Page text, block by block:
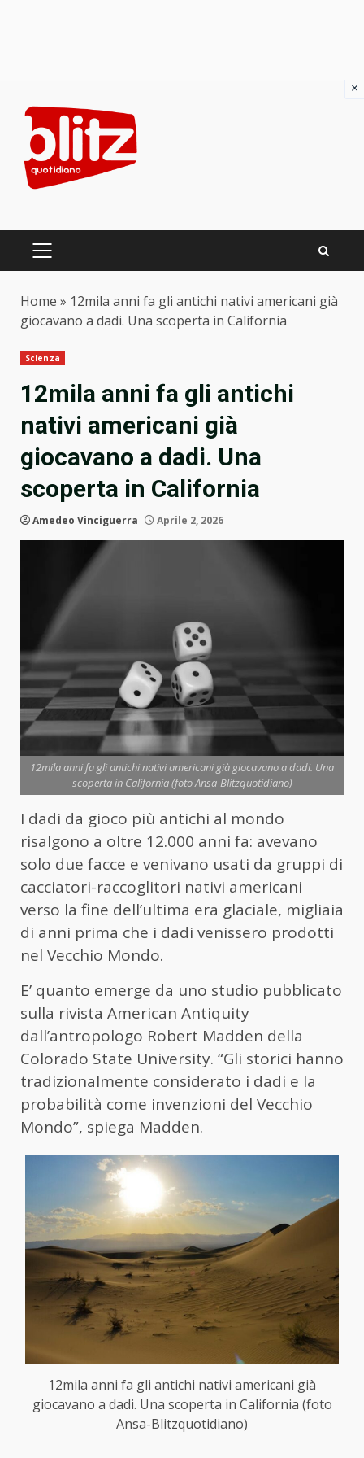
content
PRIMARY
Home » 12mila anni fa gli antichi nativi americani già
giocavano a dadi. Una scoperta in California
Scienza
12mila anni fa gli antichi
nativi americani già
giocavano a dadi. Una
scoperta in California
Amedeo Vinciguerra Aprile 2, 2026
12mila anni fa gli antichi nativi americani già giocavano a dadi. Una
scoperta in California (foto Ansa-Blitzquotidiano)
I dadi da gioco più antichi al mondo
risalgono a oltre 12.000 anni fa: avevano
solo due facce e venivano usati da gruppi di
cacciatori-raccoglitori nativi americani
verso la fine dell’ultima era glaciale, migliaia
di anni prima che i dadi venissero prodotti
nel Vecchio Mondo.
E’ quanto emerge da uno studio pubblicato
sulla rivista American Antiquity
dall’antropologo Robert Madden della
Colorado State University. “Gli storici hanno
tradizionalmente considerato i dadi e la
probabilità come invenzioni del Vecchio
Mondo”, spiega Madden.
12mila anni fa gli antichi nativi americani già
giocavano a dadi. Una scoperta in California (foto
Ansa-Blitzquotidiano)
×